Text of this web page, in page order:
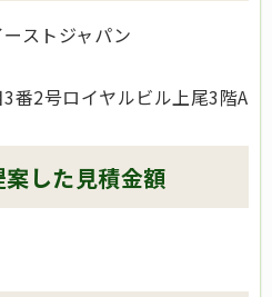
ストジャパン
番2号ロイヤルビル上尾3階A
した見積金額